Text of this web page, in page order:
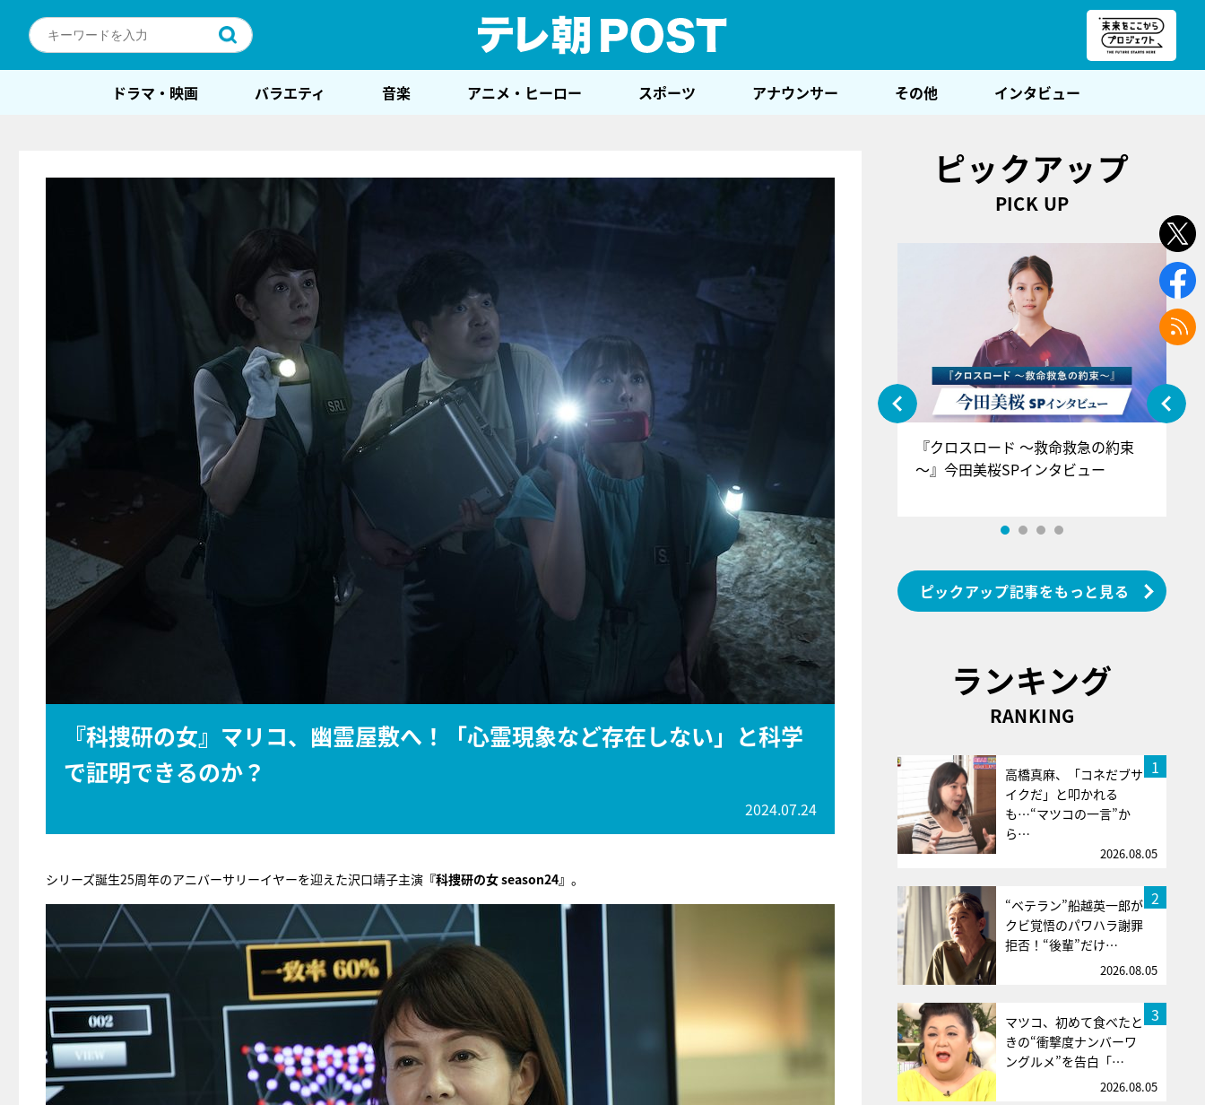
ドラマ・映画 バラエティ 音楽 アニメ・ヒーロー スポーツ アナウンサー その他 インタビュー
『科捜研の女』マリコ、幽霊屋敷へ！「心霊現象など存在しない」と科学
で証明できるのか？
2024.07.24
シリーズ誕生25周年のアニバーサリーイヤーを迎えた沢口靖子主演 『科捜研の女 season24』 。
ピックアップ
PICK UP
『アイ＝ラブ！げーみんぐ』＝LOV
E齋藤樹愛羅＆佐々木舞香SPインタ
『クロスロード ～救命救急の約束
～』今田美桜SPインタビュー
ピックアップ記事をもっと見る
ランキング
RANKING
1
高橋真麻、「コネだブサ
イクだ」と叩かれる
も…“マツコの一言”か
ら…
2026.08.05
2
“ベテラン”船越英一郎が
クビ覚悟のパワハラ謝罪
拒否！“後輩”だけ…
2026.08.05
3
マツコ、初めて食べたと
きの“衝撃度ナンバーワ
ングルメ”を告白「…
2026.08.05